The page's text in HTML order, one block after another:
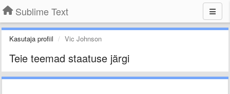
Sublime Text
Kasutaja profiil Vic Johnson
Teie teemad staatuse järgi